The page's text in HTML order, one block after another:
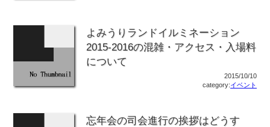
よみうりランドイルミネーション
2015-2016の混雑・アクセス・入場料
について
2015/10/10
category:イベント
忘年会の司会進行の挨拶はどうす